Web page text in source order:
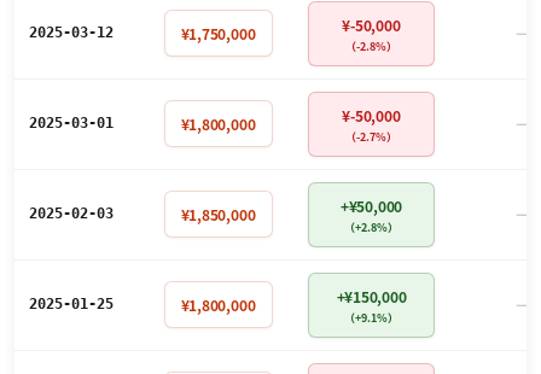
2025-03-12 ¥1,750,000 ¥-50,000
（-2.8%） －
2025-03-01 ¥1,800,000 ¥-50,000
（-2.7%） －
2025-02-03 ¥1,850,000 +¥50,000
（+2.8%） －
2025-01-25 ¥1,800,000 +¥150,000
（+9.1%） －